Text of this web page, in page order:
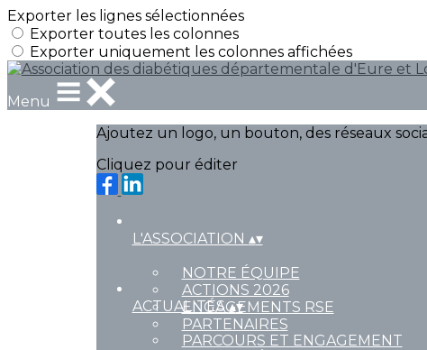
Exporter les lignes sélectionnées
Exporter toutes les colonnes
Exporter uniquement les colonnes affichées
Menu
Ajoutez un logo, un bouton, des réseaux
Cliquez pour éditer
L'ASSOCIATION ▴▾
NOTRE ÉQUIPE
ACTIONS 2026
ENGAGEMENTS RSE
PARTENAIRES
ACTUALITÉS▴▾
PARCOURS ET ENGAGEMENT